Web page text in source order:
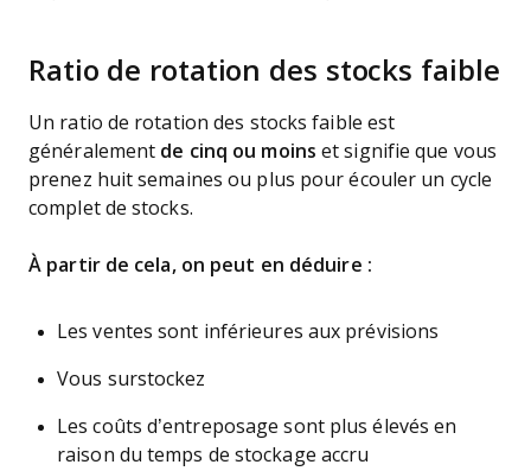
Ratio de rotation des stocks faible
Un ratio de rotation des stocks faible est
généralement de cinq ou moins et signifie que vous
prenez huit semaines ou plus pour écouler un cycle
complet de stocks.
À partir de cela, on peut en déduire :
Les ventes sont inférieures aux prévisions
Vous surstockez
Les coûts d’entreposage sont plus élevés en
raison du temps de stockage accru